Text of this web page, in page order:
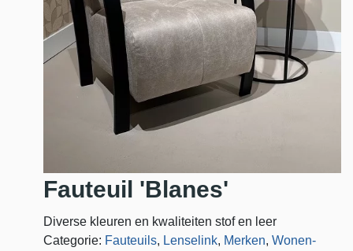
Fauteuil 'Blanes'
Diverse kleuren en kwaliteiten stof en leer
Categorie: Fauteuils, Lenselink, Merken, Wonen-